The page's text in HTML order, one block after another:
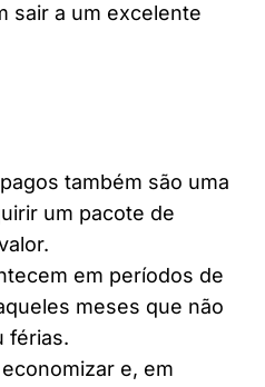
sair a um excelente
também são uma
um pacote de
em períodos de
meses que não
férias.
e, em